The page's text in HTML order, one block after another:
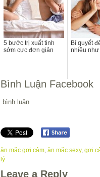
5 bước trị xuất tinh
sớm cực đơn giản
Bí quyết
nhiều như
Bình Luận Facebook
bình luận
ăn mặc gợi cảm ăn mặc sexy, gợi
lý
Leave a Reply